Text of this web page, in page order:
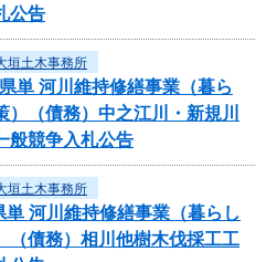
公告
垣土木事務所
単 河川維持修繕事業（暮ら
）（債務）中之江川・新規川
般競争入札公告
垣土木事務所
河川維持修繕事業（暮らし
（債務）相川他樹木伐採工工